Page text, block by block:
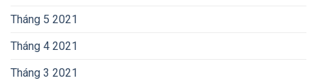
Tháng 5 2021
Tháng 4 2021
Tháng 3 2021